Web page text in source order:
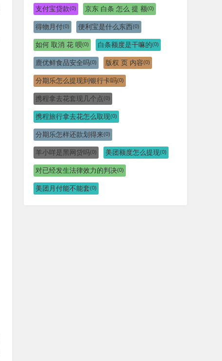
支付宝贷款(0) 京东 白条 怎么 提 额(0)
得物月付(0) 便利宝是什么东西(0)
如何 取消 花 呗(0) 白条额度是干嘛的(0)
鹿优鲜食品安全吗(0) 版权 页 内容(0)
分期乐怎么提现到银行卡吗(0)
携程拿去花套现几个点 (0)
携程旅行拿去花怎么取现(0)
分期乐怎样还款划得来(0)
羊小咩是黑网贷吗(0) 美团额度怎么提现(0)
对已经发生法律效力的判决(0)
美团月付能不能套(0)